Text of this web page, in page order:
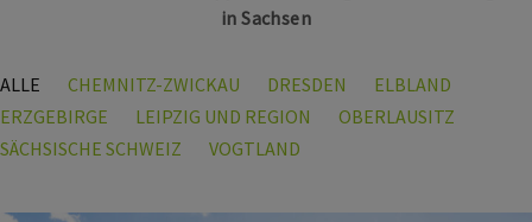
in Sachsen
ALLE CHEMNITZ-ZWICKAU DRESDEN
ELBLAND
ERZGEBIRGE
LEIPZIG UND REGION
OBERLAUSITZ
SÄCHSISCHE SCHWEIZ
VOGTLAND